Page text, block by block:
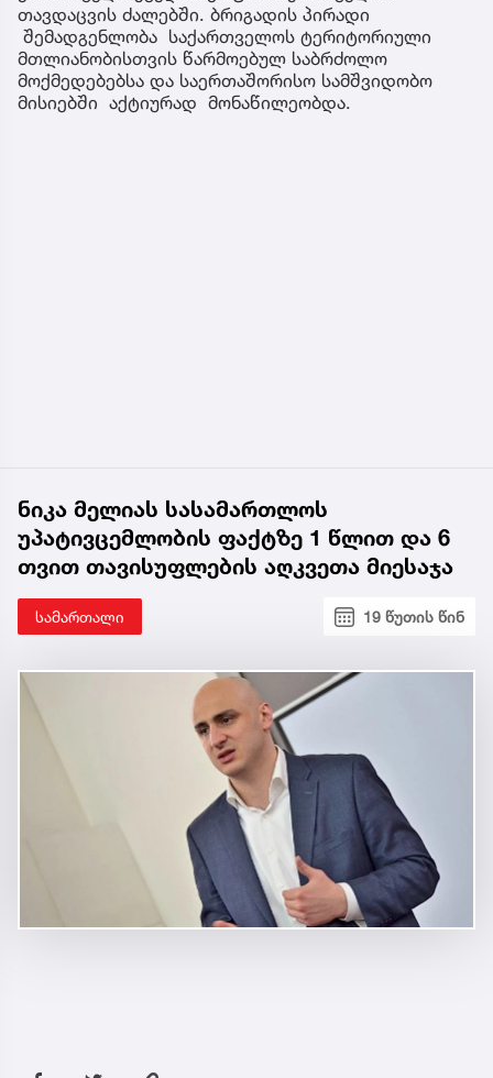
თავდაცვის ძალებში. ბრიგადის პირადი
შემადგენლობა საქართველოს ტერიტორიული
მთლიანობისთვის წარმოებულ საბრძოლო
მოქმედებებსა და საერთაშორისო სამშვიდობო
მისიებში აქტიურად მონაწილეობდა.
ნიკა მელიას სასამართლოს
უპატივცემლობის ფაქტზე 1 წლით და 6
თვით თავისუფლების აღკვეთა მიესაჯა
სამართალი 19 წუთის წინ